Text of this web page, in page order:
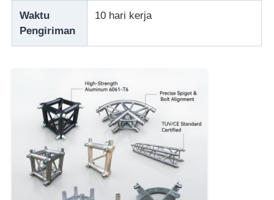
Waktu
Pengiriman
10 hari kerja